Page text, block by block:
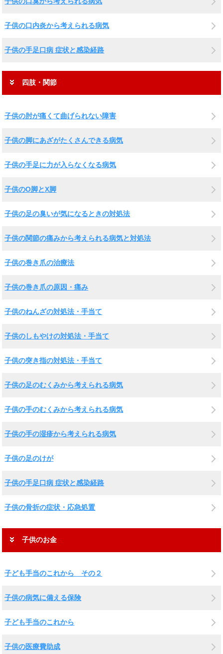
子供の口内炎から考えられる病気
子供の手足口病 症状と感染経路
四肢・関節
子供の肘が痛くて曲げられない障害
子供の脚にあざがたくさんできる病気
子供の手足に力が入らなくなる病気
子供のO脚とX脚
子供の足の臭いが気になるときの対処法
子供の関節の痛みから考えられる病気と対処法
子供の巻き爪の治療法
子供の巻き爪の原因・痛み
子供のねんざの対処法・手当て
子供のしもやけの対処法・手当て
子供の突き指の対処法・手当て
子供の足のむくみから考えられる病気
子供の手のむくみから考えられる病気
子供の手の湿疹から考えられる病気
子供の足のけが
子供の手足口病 症状と感染経路
子供の骨折の症状・応急処置
子供のお金
子ども手当のこれから その２
子供の病気に備える保険
子ども手当のこれから
子供の医療費助成